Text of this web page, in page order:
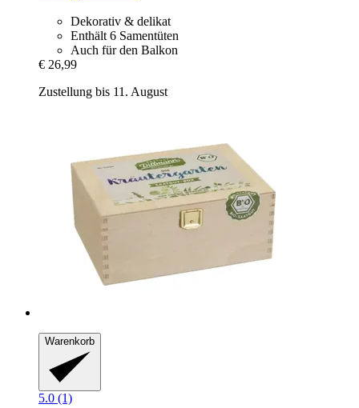
Dekorativ & delikat
Enthält 6 Samentüten
Auch für den Balkon
€ 26,99
Zustellung bis 11. August
Warenkorb
5.0 (1)